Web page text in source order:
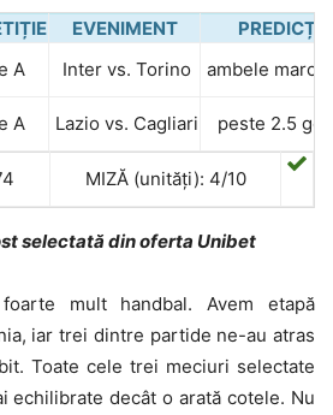
EVENIMENT
PREDICȚIE
A
Inter vs. Torino ambele
A Lazio vs. Cagliari peste 2.5
MIZĂ (unități): 4/10
selectată din oferta Unibet
mult handbal. Avem etapă
iar trei dintre partide ne-au atras
Toate cele trei meciuri selectate
echilibrate decât o arată cotele. Nu